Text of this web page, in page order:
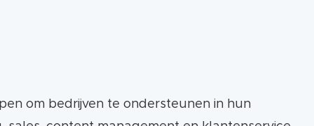
om bedrijven te ondersteunen in hun